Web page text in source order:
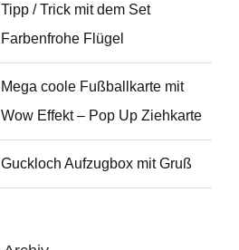
Tipp / Trick mit dem Set
Farbenfrohe Flügel
Mega coole Fußballkarte mit
Wow Effekt – Pop Up Ziehkarte
Guckloch Aufzugbox mit Gruß